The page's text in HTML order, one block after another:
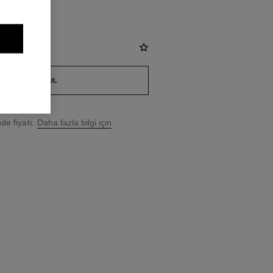
BUTIK BUL
fiyatı. Daha fazla bilgi için